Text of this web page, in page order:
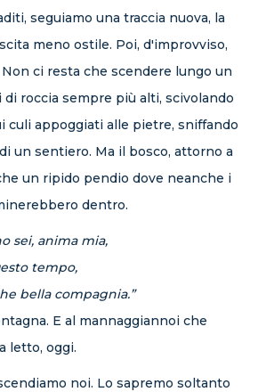
seguiamo una traccia nuova, la
meno ostile. Poi, d'improvviso,
Non ci resta che scendere lungo un
roccia sempre più alti, scivolando
culi appoggiati alle pietre, sniffando
un sentiero. Ma il bosco, attorno a
un ripido pendio dove neanche i
dentro.
sei, anima mia,
tempo,
bella compagnia.”
E al mannaggiannoi che
letto, oggi.
noi. Lo sapremo soltanto